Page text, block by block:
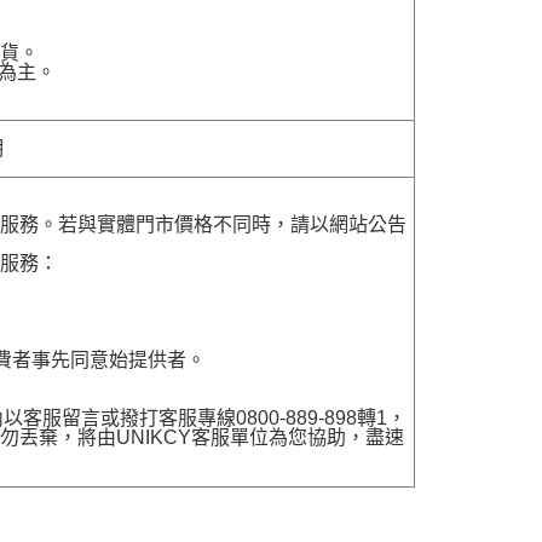
。
主。
務。若與實體門市價格不同時，請以網站公告
務：
事先同意始提供者。
客服留言或撥打客服專線0800-889-898轉1，
丟棄，將由UNIKCY客服單位為您協助，盡速